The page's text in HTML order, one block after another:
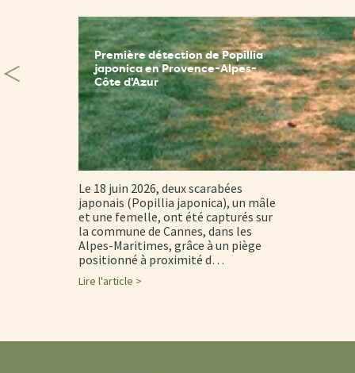
Première détection de Popillia
japonica en Provence-Alpes-
Côte d'Azur
Le 18 juin 2026, deux scarabées
japonais (Popillia japonica), un mâle
et une femelle, ont été capturés sur
la commune de Cannes, dans les
Alpes-Maritimes, grâce à un piège
positionné à proximité d…
Lire l'article >